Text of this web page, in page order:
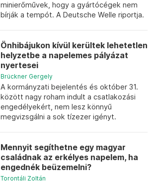
minierőművek, hogy a gyártócégek nem
bírják a tempót. A Deutsche Welle riportja.
Önhibájukon kívül kerültek lehetetlen
helyzetbe a napelemes pályázat
nyertesei
Brückner Gergely
A kormányzati bejelentés és október 31.
között nagy roham indult a csatlakozási
engedélyekért, nem lesz könnyű
megvizsgálni a sok tízezer igényt.
Mennyit segíthetne egy magyar
családnak az erkélyes napelem, ha
engednék beüzemelni?
Torontáli Zoltán